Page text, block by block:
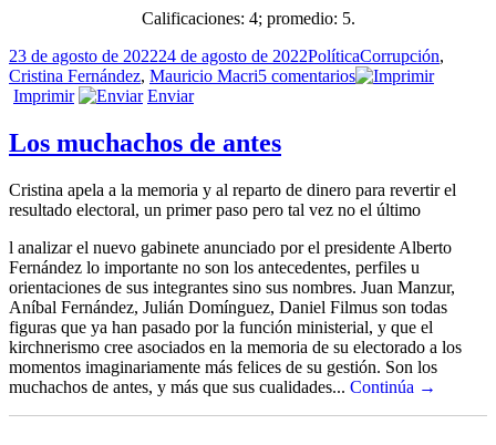
Calificaciones: 4; promedio: 5.
Publicado
el
23 de agosto de 202224 de agosto de 2022Categorías
PolíticaEtiquetas
Corrupción,
Cristina Fernández, Mauricio Macri5 comentariosen
Imprimir Enviar
Los muchachos de antes
Cristina apela a la memoria y al reparto de dinero para revertir el
resultado electoral, un primer paso pero tal vez no el último
l analizar el nuevo gabinete anunciado por el presidente Alberto
Fernández lo importante no son los antecedentes, perfiles u
orientaciones de sus integrantes sino sus nombres. Juan Manzur,
Aníbal Fernández, Julián Domínguez, Daniel Filmus son todas
figuras que ya han pasado por la función ministerial, y que el
kirchnerismo cree asociados en la memoria de su electorado a los
momentos imaginariamente más felices de su gestión. Son los
muchachos de antes, y más que sus cualidades... Continúa →